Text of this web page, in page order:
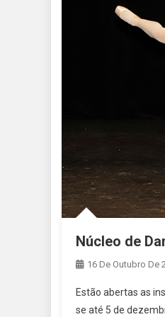
Núcleo de
16 De Outubro De
Estão abertas as
se até 5 de